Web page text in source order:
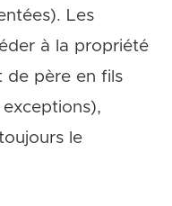
Les
à la propriété
de père en fils
le